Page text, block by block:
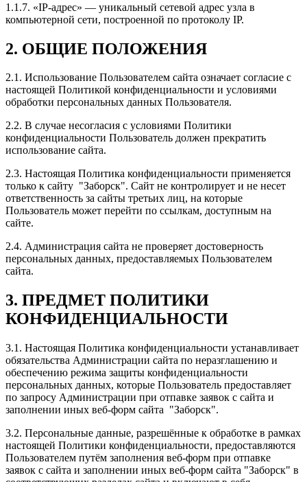
1.1.7. «IP-адрес» — уникальный сетевой адрес узла в
компьютерной сети, построенной по протоколу IP.
2. ОБЩИЕ ПОЛОЖЕНИЯ
2.1. Использование Пользователем сайта означает согласие с
настоящей Политикой конфиденциальности и условиями
обработки персональных данных Пользователя.
2.2. В случае несогласия с условиями Политики
конфиденциальности Пользователь должен прекратить
использование сайта.
2.3. Настоящая Политика конфиденциальности применяется
только к сайту "Заборск". Cайт не контролирует и не несет
ответственность за сайты третьих лиц, на которые
Пользователь может перейти по ссылкам, доступным на
сайте.
2.4. Администрация сайта не проверяет достоверность
персональных данных, предоставляемых Пользователем
сайта.
3. ПРЕДМЕТ ПОЛИТИКИ
КОНФИДЕНЦИАЛЬНОСТИ
3.1. Настоящая Политика конфиденциальности устанавливает
обязательства Администрации сайта по неразглашению и
обеспечению режима защиты конфиденциальности
персональных данных, которые Пользователь предоставляет
по запросу Администрации при отпавке заявок с сайта и
заполнении иных веб-форм сайта "Заборск".
3.2. Персональные данные, разрешённые к обработке в рамках
настоящей Политики конфиденциальности, предоставляются
Пользователем путём заполнения веб-форм при отпавке
заявок с сайта и заполнении иных веб-форм сайта "Заборск" в